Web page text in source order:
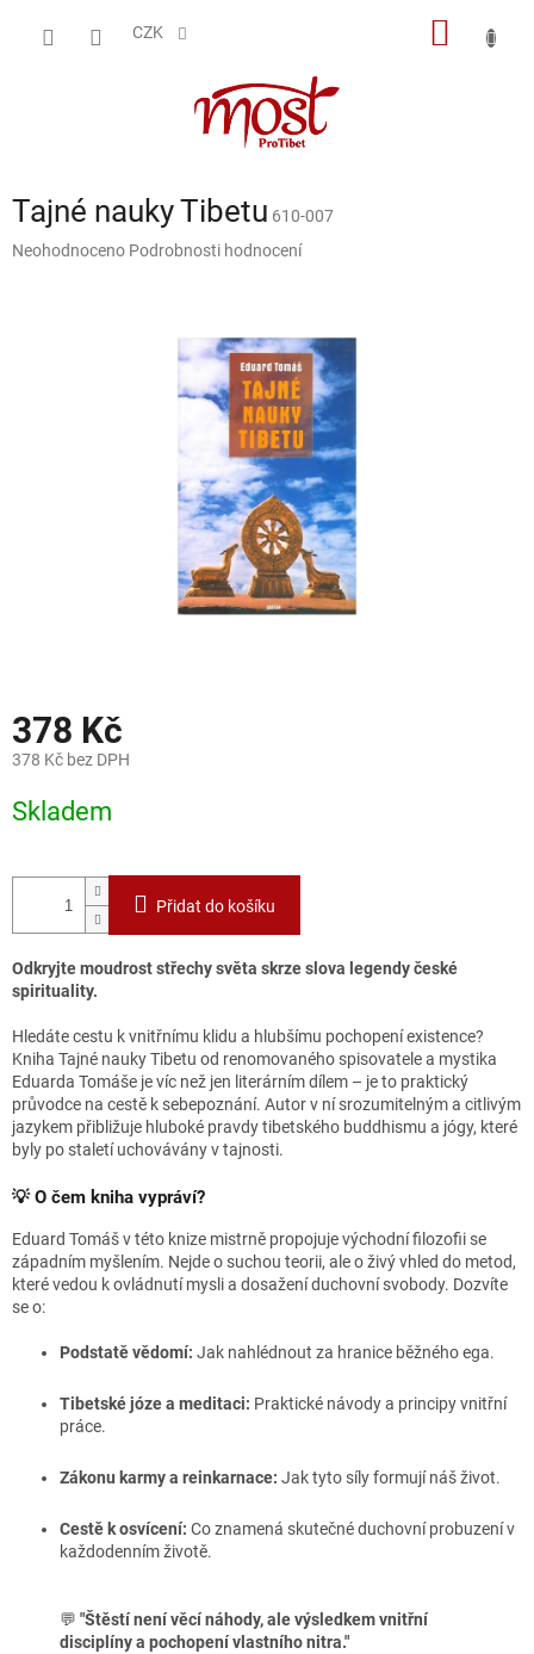
CZK
Tajné nauky Tibetu 610-007
Průměrné
Neohodnoceno Podrobnosti hodnocení
378 Kč
378 Kč bez DPH
cena:
Skladem
Přidat do košíku
Odkryjte moudrost střechy světa skrze slova legendy české
spirituality.
Hledáte cestu k vnitřnímu klidu a hlubšímu pochopení existence?
Kniha Tajné nauky Tibetu od renomovaného spisovatele a mystika
Eduarda Tomáše je víc než jen literárním dílem – je to praktický
průvodce na cestě k sebepoznání. Autor v ní srozumitelným a citlivým
jazykem přibližuje hluboké pravdy tibetského buddhismu a jógy, které
byly po staletí uchovávány v tajnosti.
💡 O čem kniha vypráví?
Eduard Tomáš v této knize mistrně propojuje východní filozofii se
západním myšlením. Nejde o suchou teorii, ale o živý vhled do metod,
které vedou k ovládnutí mysli a dosažení duchovní svobody. Dozvíte
se o:
Podstatě vědomí: Jak nahlédnout za hranice běžného ega.
Tibetské józe a meditaci: Praktické návody a principy vnitřní
práce.
Zákonu karmy a reinkarnace: Jak tyto síly formují náš život.
Cestě k osvícení: Co znamená skutečné duchovní probuzení v
každodenním životě.
💬 "Štěstí není věcí náhody, ale výsledkem vnitřní
disciplíny a pochopení vlastního nitra."